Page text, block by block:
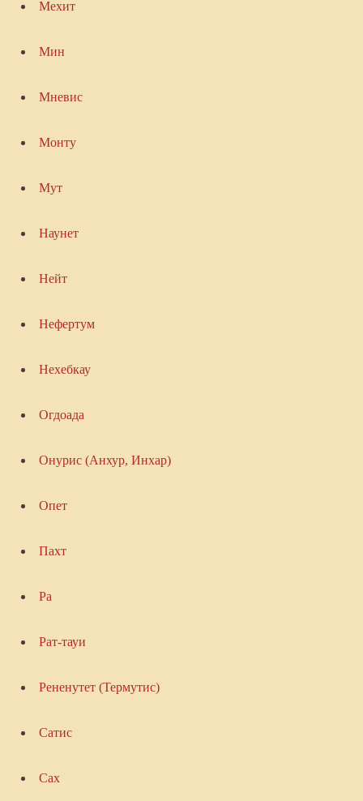
Мехит
Мин
Мневис
Монту
Мут
Наунет
Нейт
Нефертум
Нехебкау
Огдоада
Онурис (Анхур, Инхар)
Опет
Пахт
Ра
Рат-тауи
Рененутет (Термутис)
Сатис
Сах